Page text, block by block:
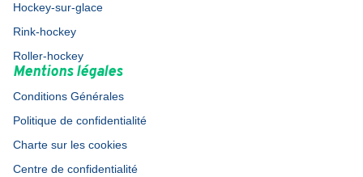
Hockey-sur-glace
Rink-hockey
Roller-hockey
Mentions légales
Conditions Générales
Politique de confidentialité
Charte sur les cookies
Centre de confidentialité